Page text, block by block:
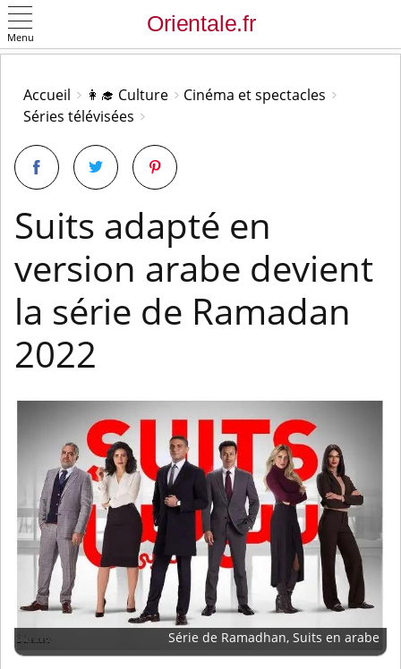
Menu
Accueil 👩‍🎓 Culture
Cinéma et spectacles
Séries télévisées
Suits adapté en
version arabe devient
la série de Ramadan
2022
Série de Ramadhan, Suits en arabe